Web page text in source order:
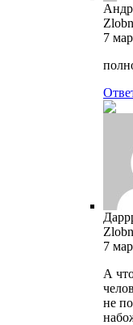
7
7
А
не